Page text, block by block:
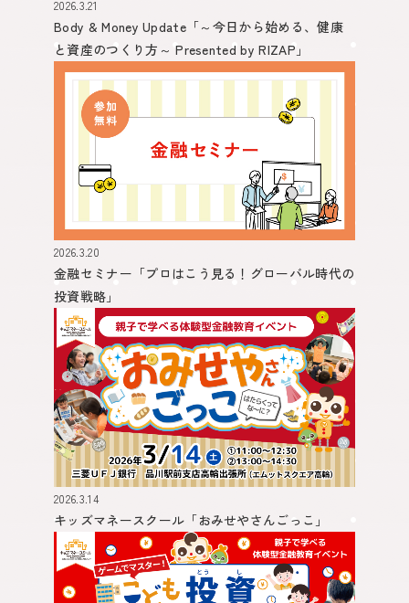
2026.3.21
Body & Money Update 「～今日から始める、健康
と資産のつくり方～ Presented by RIZAP」
2026.3.20
金融セミナー 「プロはこう見る！グローバル時代の
投資戦略」
2026.3.14
キッズマネースクール 「おみせやさんごっこ」